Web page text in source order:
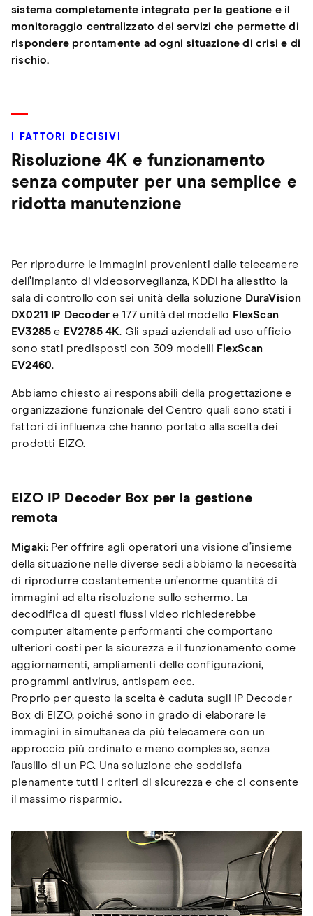
sistema completamente integrato per la gestione e il
monitoraggio centralizzato dei servizi che permette di
rispondere prontamente ad ogni situazione di crisi e di
rischio.
I FATTORI DECISIVI
Risoluzione 4K e funzionamento
senza computer per una semplice e
ridotta manutenzione
Per riprodurre le immagini provenienti dalle telecamere
dell’impianto di videosorveglianza, KDDI ha allestito la
sala di controllo con sei unità della soluzione DuraVision
DX0211 IP Decoder e 177 unità del modello FlexScan
EV3285 e EV2785 4K. Gli spazi aziendali ad uso ufficio
sono stati predisposti con 309 modelli FlexScan
EV2460.
Abbiamo chiesto ai responsabili della progettazione e
organizzazione funzionale del Centro quali sono stati i
fattori di influenza che hanno portato alla scelta dei
prodotti EIZO.
EIZO IP Decoder Box per la gestione
remota
Migaki: Per offrire agli operatori una visione d’insieme
della situazione nelle diverse sedi abbiamo la necessità
di riprodurre costantemente un’enorme quantità di
immagini ad alta risoluzione sullo schermo. La
decodifica di questi flussi video richiederebbe
computer altamente performanti che comportano
ulteriori costi per la sicurezza e il funzionamento come
aggiornamenti, ampliamenti delle configurazioni,
programmi antivirus, antispam ecc.
Proprio per questo la scelta è caduta sugli IP Decoder
Box di EIZO, poiché sono in grado di elaborare le
immagini in simultanea da più telecamere con un
approccio più ordinato e meno complesso, senza
l’ausilio di un PC. Una soluzione che soddisfa
pienamente tutti i criteri di sicurezza e che ci consente
il massimo risparmio.